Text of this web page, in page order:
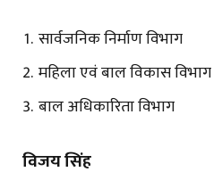
सार्वजनिक निर्माण विभाग
महिला एवं बाल विकास विभाग
बाल अधिकारिता विभाग
विजय सिंह